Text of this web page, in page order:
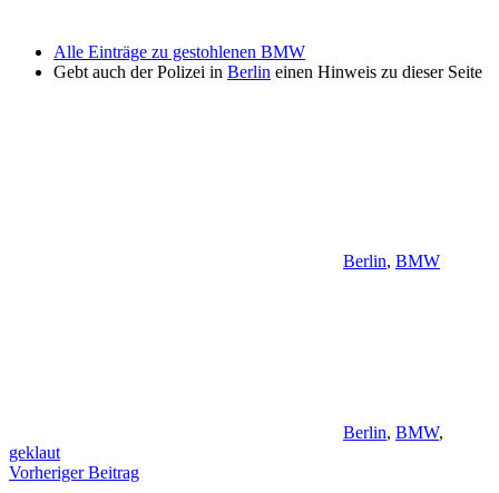
Alle Einträge zu gestohlenen BMW
Gebt auch der Polizei in Berlin einen Hinweis zu dieser Seite
Berlin, BMW
Berlin, BMW,
geklaut
Beitragsnavigation
Vorheriger Beitrag